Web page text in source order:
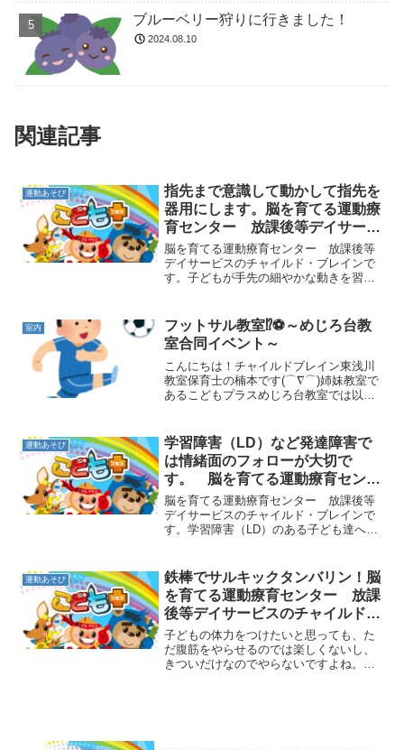
ブルーベリー狩りに行きました！
2024.08.10
関連記事
運動あそび
指先まで意識して動かして指先を
器用にします。脳を育てる運動療
育センター 放課後等デイサービ
スのチャイルド・ブレイン
脳を育てる運動療育センター 放課後等
デイサービスのチャイルド・ブレインで
す。子どもが手先の細やかな動きを習得
て、指先を見て意識しながら動かすこと
も効果的です。今日はみん...
室内
フットサル教室⁉⚽～めじろ台教
室合同イベント～
こんにちは！チャイルドブレイン東浅川
教室保育士の楠本です(⌒∇⌒)姉妹教室で
あるこどもプラスめじろ台教室では以前
の児童達も一緒にやりましょう!!とお誘い
頂いたので楽しん...
運動あそび
学習障害（LD）など発達障害で
は情緒面のフォローが大切で
す。 脳を育てる運動療育センタ
ー 放課後等デイサービスのチャ
イルド・ブレイン
脳を育てる運動療育センター 放課後等
デイサービスのチャイルド・ブレインで
す。学習障害（LD）のある子ども達への
伝え方の工夫、得意な分野を伸ばし、苦
手なことは無理強いしな...
運動あそび
鉄棒でサルキックタンバリン！脳
を育てる運動療育センター 放課
後等デイサービスのチャイルド・
ブレイン
子どもの体力をつけたいと思っても、た
だ腹筋をやらせるのでは楽しくないし、
きついだけなのでやらないですよね。子